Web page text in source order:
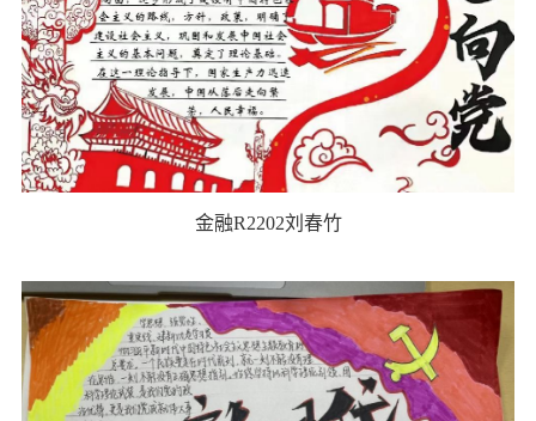
金融R2202刘春竹